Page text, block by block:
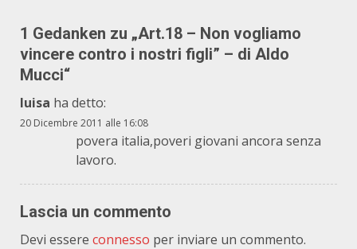
1 Gedanken zu „Art.18 – Non vogliamo
vincere contro i nostri figli” – di Aldo
Mucci“
luisa ha detto:
20 Dicembre 2011 alle 16:08
povera italia,poveri giovani ancora senza
lavoro.
Lascia un commento
Devi essere connesso per inviare un commento.